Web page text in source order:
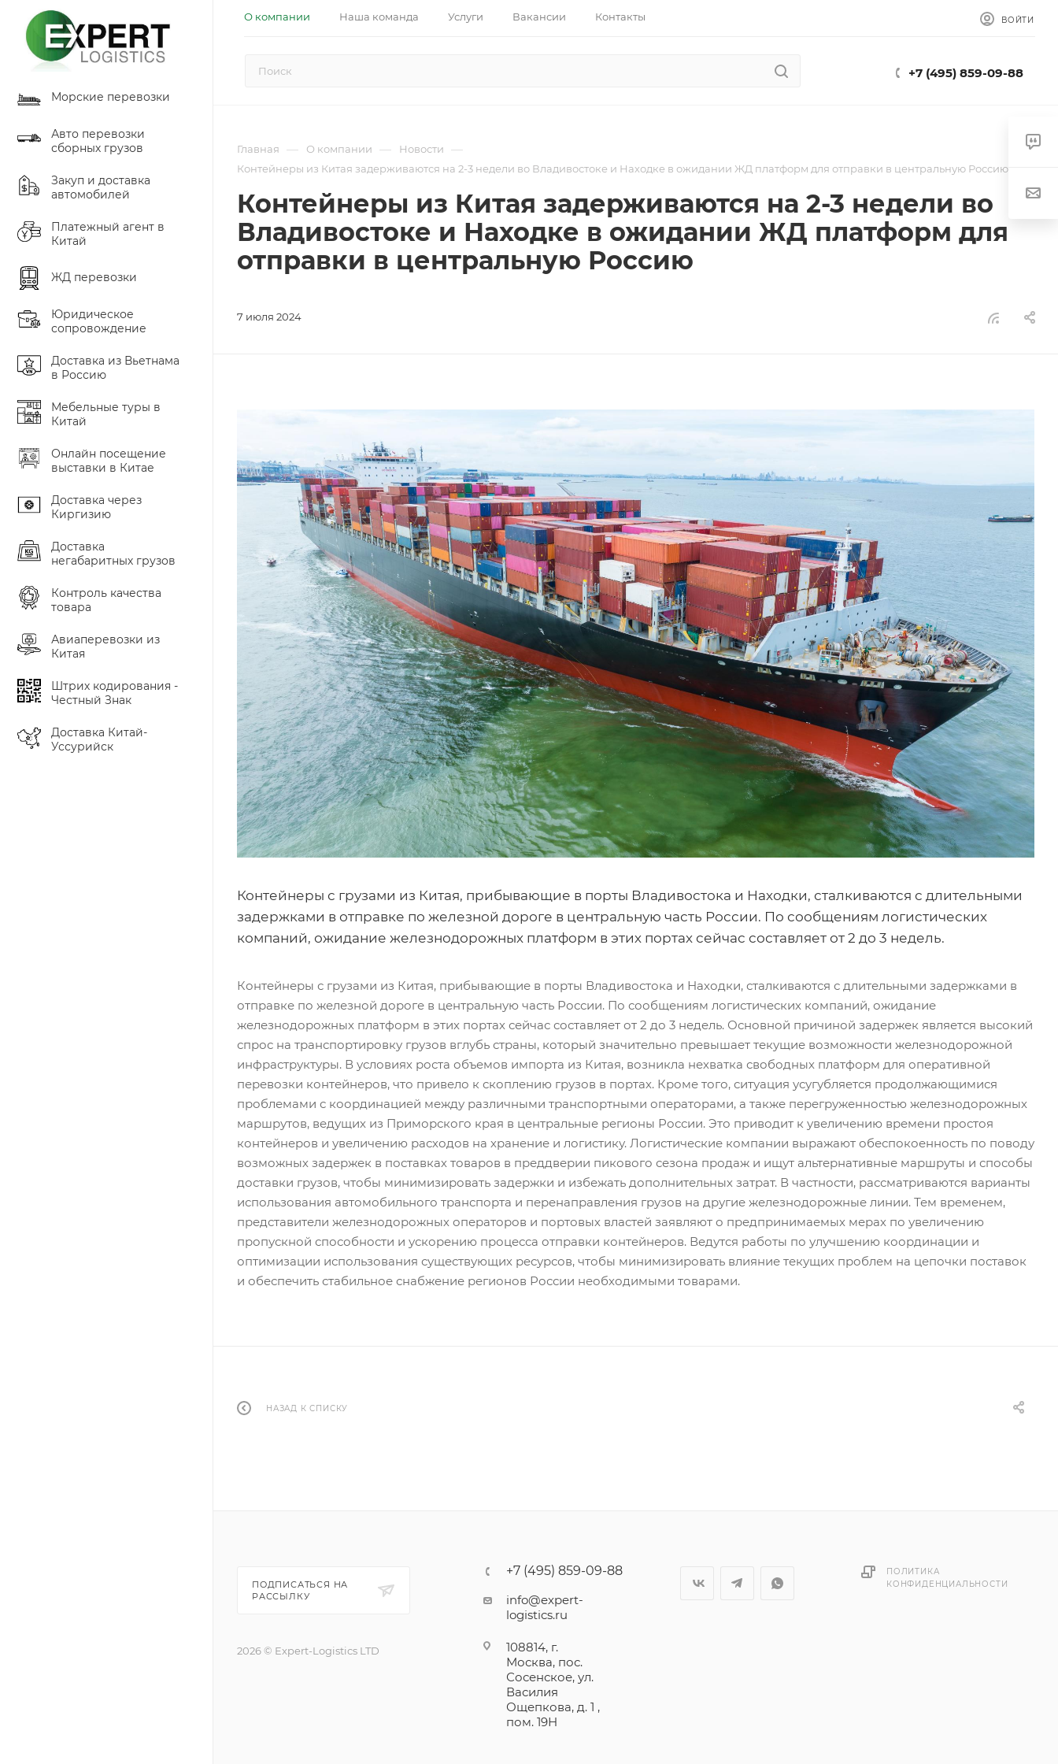
О компании Наша команда Услуги Вакансии Контакты ВОЙТИ
+7 (495) 859-09-88
Морские перевозки
Авто перевозки
сборных грузов
Закуп и доставка
автомобилей
Платежный агент в
Китай
ЖД перевозки
Юридическое
сопровождение
Доставка из Вьетнама
в Россию
Мебельные туры в
Китай
Онлайн посещение
выставки в Китае
Доставка через
Киргизию
Доставка
негабаритных грузов
Контроль качества
товара
Авиаперевозки из
Китая
Штрих кодирования -
Честный Знак
Доставка Китай-
Уссурийск
Главная — О компании — Новости —
Контейнеры из Китая задерживаются на 2-3 недели во Владивостоке и Находке в ожидании ЖД платформ для отправки в центральную Россию
Контейнеры из Китая задерживаются на 2-3 недели во
Владивостоке и Находке в ожидании ЖД платформ для
отправки в центральную Россию
7 июля 2024
Контейнеры с грузами из Китая, прибывающие в порты Владивостока и Находки, сталкиваются с длительными
задержками в отправке по железной дороге в центральную часть России. По сообщениям логистических
компаний, ожидание железнодорожных платформ в этих портах сейчас составляет от 2 до 3 недель.
Контейнеры с грузами из Китая, прибывающие в порты Владивостока и Находки, сталкиваются с длительными задержками в
отправке по железной дороге в центральную часть России. По сообщениям логистических компаний, ожидание
железнодорожных платформ в этих портах сейчас составляет от 2 до 3 недель. Основной причиной задержек является высокий
спрос на транспортировку грузов вглубь страны, который значительно превышает текущие возможности железнодорожной
инфраструктуры. В условиях роста объемов импорта из Китая, возникла нехватка свободных платформ для оперативной
перевозки контейнеров, что привело к скоплению грузов в портах. Кроме того, ситуация усугубляется продолжающимися
проблемами с координацией между различными транспортными операторами, а также перегруженностью железнодорожных
маршрутов, ведущих из Приморского края в центральные регионы России. Это приводит к увеличению времени простоя
контейнеров и увеличению расходов на хранение и логистику. Логистические компании выражают обеспокоенность по поводу
возможных задержек в поставках товаров в преддверии пикового сезона продаж и ищут альтернативные маршруты и способы
доставки грузов, чтобы минимизировать задержки и избежать дополнительных затрат. В частности, рассматриваются варианты
использования автомобильного транспорта и перенаправления грузов на другие железнодорожные линии. Тем временем,
представители железнодорожных операторов и портовых властей заявляют о предпринимаемых мерах по увеличению
пропускной способности и ускорению процесса отправки контейнеров. Ведутся работы по улучшению координации и
оптимизации использования существующих ресурсов, чтобы минимизировать влияние текущих проблем на цепочки поставок
и обеспечить стабильное снабжение регионов России необходимыми товарами.
НАЗАД К СПИСКУ
ПОДПИСАТЬСЯ НА
РАССЫЛКУ
2026 © Expert-Logistics LTD
+7 (495) 859-09-88
info@expert-
logistics.ru
108814, г.
Москва, пос.
Сосенское, ул.
Василия
Ощепкова, д. 1 ,
пом. 19Н
ПОЛИТИКА
КОНФИДЕНЦИАЛЬНОСТИ